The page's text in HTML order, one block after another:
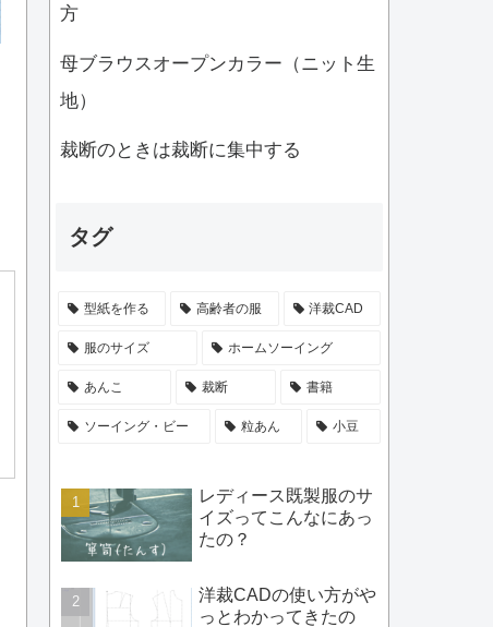
方
母ブラウスオープンカラー（ニット生
地）
裁断のときは裁断に集中する
タグ
型紙を作る 高齢者の服 洋裁CAD
服のサイズ ホームソーイング
あんこ 裁断 書籍
ソーイング・ビー 粒あん 小豆
レディース既製服のサ
イズってこんなにあっ
たの？
洋裁CADの使い方がや
っとわかってきたの